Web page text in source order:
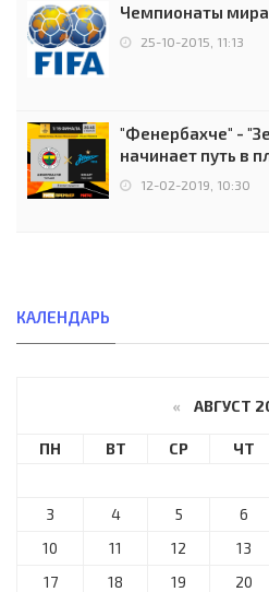
Чемпионаты мира
25-10-2015, 11:13
"Фенербахче" -
начинает путь в
12-02-2019, 10:30
КАЛЕНДАРЬ
« АВГУСТ
ПН ВТ СР ЧТ
3
4 5 6
10
11 12 13
17
18 19 20